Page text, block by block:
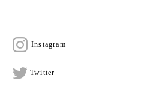
Instagram
Twitter